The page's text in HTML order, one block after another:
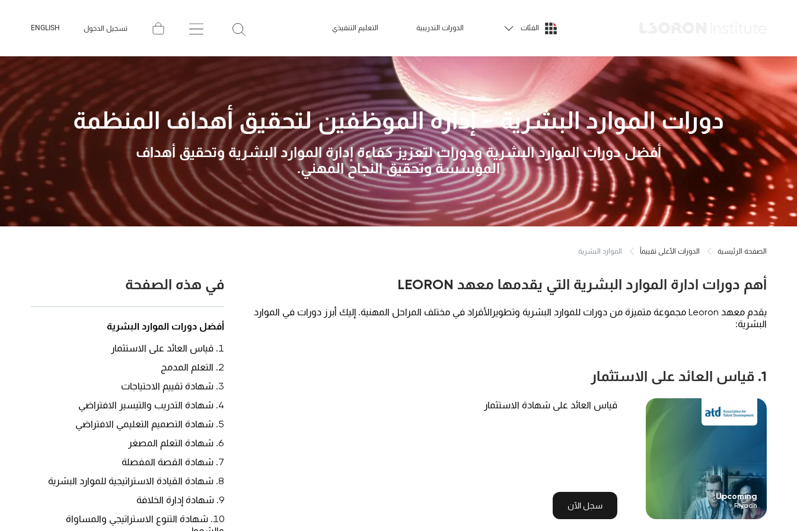
الفئات الدورات التدريبية التعليم التنفيذي تسجيل الدخول ENGLISH
دورات الموارد البشرية - إدارة الموظفين لتحقيق أهداف المنظمة
أفضل دورات الموارد البشرية ودورات لتعزيز كفاءة إدارة الموارد البشرية وتحقيق أهداف
المؤسسة وتحقيق النجاح المهني.
الصفحة الرئيسية الدورات الأعلى تقييماً الموارد البشرية
أهم دورات ادارة الموارد البشرية التي يقدمها معهد LEORON
يقدم معهد Leoron مجموعة متميزة من دورات للموارد البشرية وتطويرالأفراد في مختلف المراحل المهنية. إليك أبرز دورات في الموارد
البشرية:
1. قياس العائد على الاستثمار
Upcoming:
Riyadh
قياس العائد على شهادة الاستثمار
سجل الآن
في هذه الصفحة
أفضل دورات الموارد البشرية
قياس العائد على الاستثمار
التعلم المدمج
شهادة تقييم الاحتياجات
شهادة التدريب والتيسير الافتراضي
شهادة التصميم التعليمي الافتراضي
شهادة التعلم المصغر
شهادة القصة المفصلة
شهادة القيادة الاستراتيجية للموارد البشرية
شهادة إدارة الخلافة
شهادة التنوع الاستراتيجي والمساواة